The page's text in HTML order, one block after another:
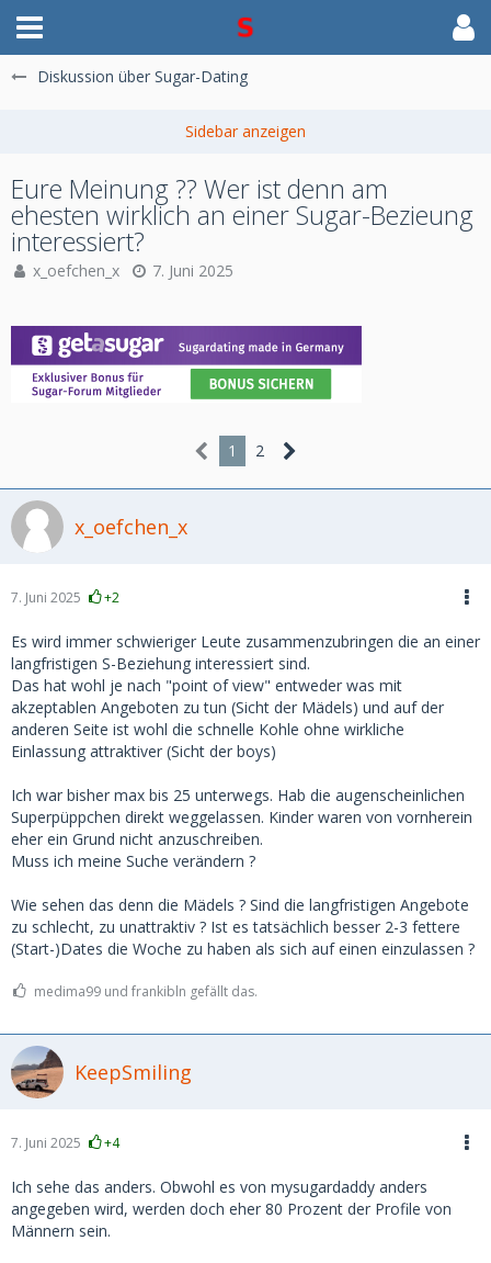
Diskussion über Sugar-Dating
Eure Meinung ?? Wer ist denn am
ehesten wirklich an einer Sugar-Bezieung
interessiert?
x_oefchen_x 7. Juni 2025
1 2
x_oefchen_x
7. Juni 2025 +2
Es wird immer schwieriger Leute zusammenzubringen die an einer
langfristigen S-Beziehung interessiert sind.
Das hat wohl je nach "point of view" entweder was mit
akzeptablen Angeboten zu tun (Sicht der Mädels) und auf der
anderen Seite ist wohl die schnelle Kohle ohne wirkliche
Einlassung attraktiver (Sicht der boys)
Ich war bisher max bis 25 unterwegs. Hab die augenscheinlichen
Superpüppchen direkt weggelassen. Kinder waren von vornherein
eher ein Grund nicht anzuschreiben.
Muss ich meine Suche verändern ?
Wie sehen das denn die Mädels ? Sind die langfristigen Angebote
zu schlecht, zu unattraktiv ? Ist es tatsächlich besser 2-3 fettere
(Start-)Dates die Woche zu haben als sich auf einen einzulassen ?
medima99 und frankibln gefällt das.
KeepSmiling
7. Juni 2025 +4
Ich sehe das anders. Obwohl es von mysugardaddy anders
angegeben wird, werden doch eher 80 Prozent der Profile von
Männern sein.